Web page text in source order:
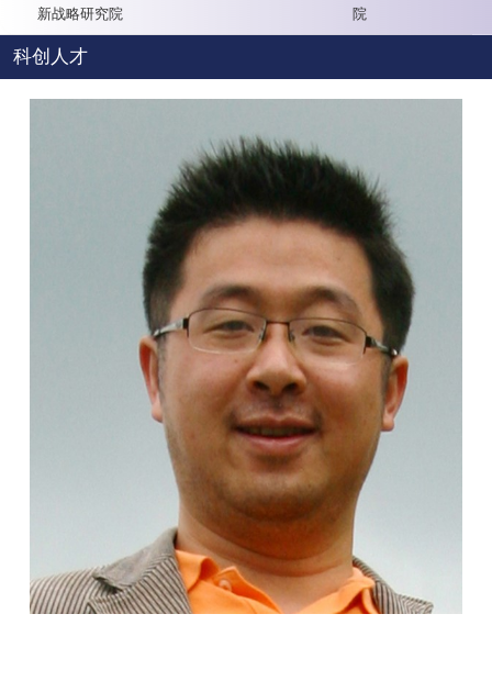
新战略研究院
院
科创人才